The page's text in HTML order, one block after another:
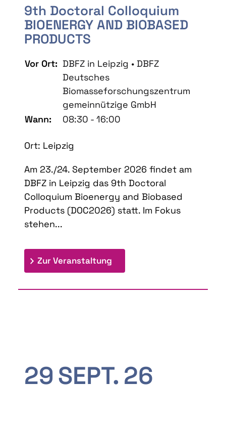
9th Doctoral Colloquium
BIOENERGY AND BIOBASED
PRODUCTS
Vor Ort: DBFZ in Leipzig • DBFZ
Deutsches
Biomasseforschungszentrum
gemeinnützige GmbH
Wann:
08:30 - 16:00
Ort: Leipzig
Am 23./24. September 2026 findet am
DBFZ in Leipzig das 9th Doctoral
Colloquium Bioenergy and Biobased
Products (DOC2026) statt. Im Fokus
stehen...
Zur Veranstaltung
29SEPT. 26